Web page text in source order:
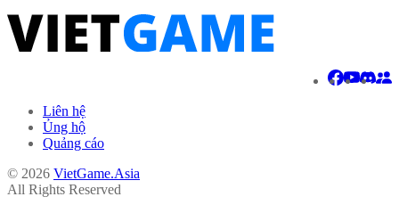
Liên hệ
Ủng hộ
Quảng cáo
© 2026 VietGame.Asia
All Rights Reserved